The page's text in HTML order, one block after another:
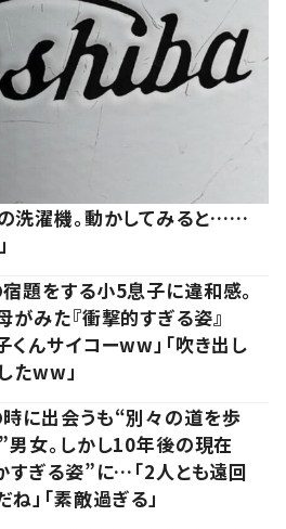
洗濯機。動かしてみると……
題をする小5息子に違和感。
がみた『衝撃的すぎる姿』
くんサイコーww」「吹き出し
たww」
に出会うも“別々の道を歩
男女。しかし10年後の現在
ぎる姿”に…「2人とも遠回
ね」「素敵過ぎる」